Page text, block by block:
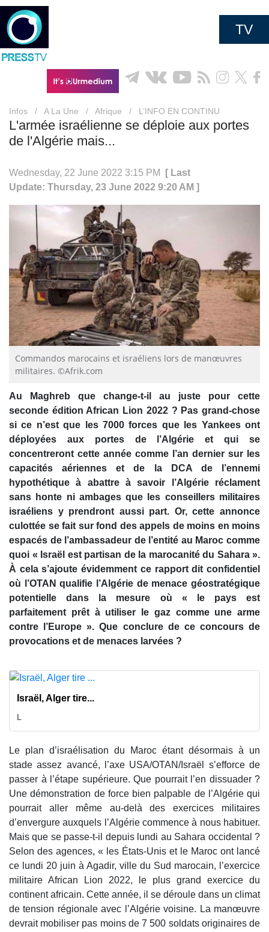
TV
Infos / A La Une / Afrique / L’INFO EN CONTINU
L'armée israélienne se déploie aux portes
de l'Algérie mais...
Wednesday, 22 June 2022 3:15 PM
[ Last
Update: Thursday, 23 June 2022 9:20 AM ]
Commandos marocains et israéliens lors de manœuvres
militaires. ©Afrik.com
Au Maghreb que change-t-il au juste pour cette
seconde édition African Lion 2022 ? Pas grand-chose
si ce n’est que les 7000 forces que les Yankees ont
déployées aux portes de l’Algérie et qui se
concentreront cette année comme l’an dernier sur les
capacités aériennes et de la DCA de l’ennemi
hypothétique à abattre à savoir l’Algérie réclament
sans honte ni ambages que les conseillers militaires
israéliens y prendront aussi part. Or, cette annonce
culottée se fait sur fond des appels de moins en moins
espacés de l’ambassadeur de l’entité au Maroc comme
quoi « Israël est partisan de la marocanité du Sahara ».
À cela s’ajoute évidemment ce rapport dit confidentiel
où l’OTAN qualifie l’Algérie de menace géostratégique
potentielle dans la mesure où « le pays est
parfaitement prêt à utiliser le gaz comme une arme
contre l’Europe ». Que conclure de ce concours de
provocations et de menaces larvées ?
Israël, Alger tire...
L
Le plan d’israélisation du Maroc étant désormais à un
stade assez avancé, l’axe USA/OTAN/Israël s’efforce de
passer à l’étape supérieure. Que pourrait l’en dissuader ?
Une démonstration de force bien palpable de l’Algérie qui
pourrait aller même au-delà des exercices militaires
d’envergure auxquels l’Algérie commence à nous habituer.
Mais que se passe-t-il depuis lundi au Sahara occidental ?
Selon des agences, « les États-Unis et le Maroc ont lancé
ce lundi 20 juin à Agadir, ville du Sud marocain, l’exercice
militaire African Lion 2022, le plus grand exercice du
continent africain. Cette année, il se déroule dans un climat
de tension régionale avec l’Algérie voisine. La manœuvre
devrait mobiliser pas moins de 7 500 soldats originaires de